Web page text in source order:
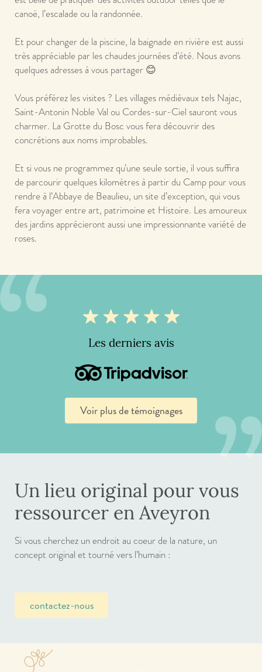
canoë, l’escalade ou la randonnée.
Et pour changer de la piscine, la baignade en rivière est aussi
très appréciable par les chaudes journées d’été. Nous avons
quelques adresses à vous partager 😊
Vous préférez les visites ? Les villages médiévaux tels Najac,
Saint-Antonin Noble Val ou Cordes-sur-Ciel sauront vous
charmer. La Grotte du Bosc vous fera découvrir des
concrétions aux noms improbables.
Et si vous ne programmez qu’une seule sortie, il vous suffira
de parcourir quelques kilomètres à partir du Camp pour vous
rendre à l’Abbaye de Beaulieu, un site d’exception, qui vous
fera voyager entre art, patrimoine et Histoire. Les amoureux
des jardins apprécieront aussi une impressionnante variété de
roses.
Les derniers avis
Voir plus de témoignages
Un lieu original pour vous
ressourcer en Aveyron
Si vous cherchez un endroit au coeur de la nature, un
concept original et tourné vers l’humain :
contactez-nous